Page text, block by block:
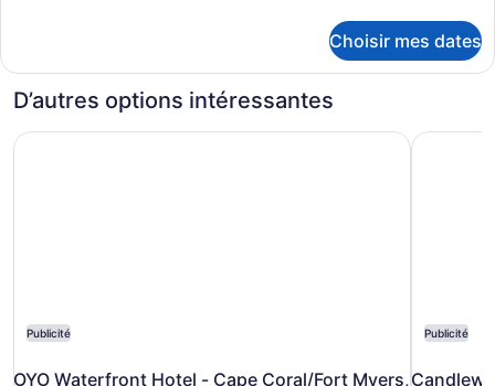
grands
lits
Chambre
lits
Choisir mes dates
D’autres options intéressantes
Publicité
OYO Waterfront Hotel - Cape Coral/Fort Myers,
OYO Waterfront Hotel - Cape Coral/Fort Myers, FL
Publicité